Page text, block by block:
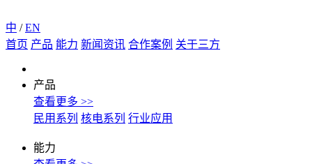
中 /EN
首页 产品 能力 新闻资讯 合作案例 关于三方
产品
查看更多 >>
民用系列 核电系列 行业应用
能力